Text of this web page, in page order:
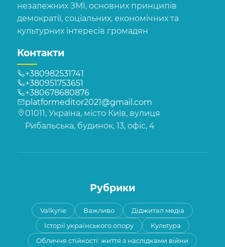
незалежних ЗМІ, основних принципів
демократії, соціальних, економічних та
культурних інтересів громадян
Контакти
+380982531741
+380951753651
+380678680876
platformeditor2021@gmail.com
01011, Україна, місто Київ, вулиця
Рибальська, будинок, 13, офіс, 4
Рубрики
Valkyrie Важливо
Діджитал медіа
Історії українського опору
Культура
Обличчя стійкості: життя з наслідками війни